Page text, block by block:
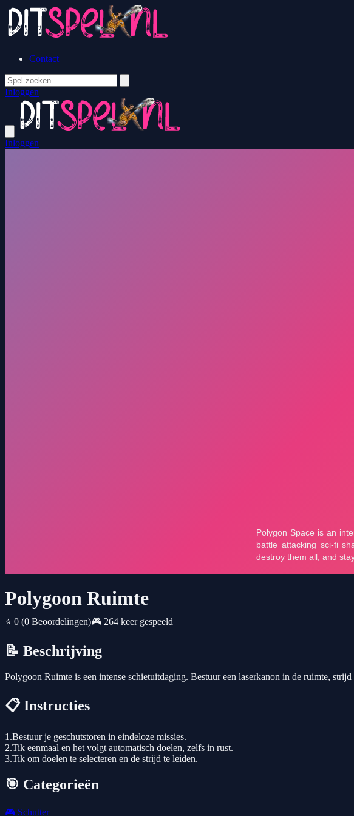
Contact
Inloggen
Inloggen
Polygoon Ruimte
⭐ 0 (0 Beoordelingen)🎮 264 keer gespeeld
📝 Beschrijving
Polygoon Ruimte is een intense schietuitdaging. Bestuur een laserkanon in de ruimte,
📋 Instructies
1.Bestuur je geschutstoren in eindeloze missies.
2.Tik eenmaal en het volgt automatisch doelen, zelfs in rust.
3.Tik om doelen te selecteren en de strijd te leiden.
🎯 Categorieën
🎮 Schutter